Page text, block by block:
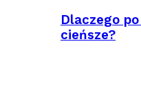
Dlaczego
cieńsze?